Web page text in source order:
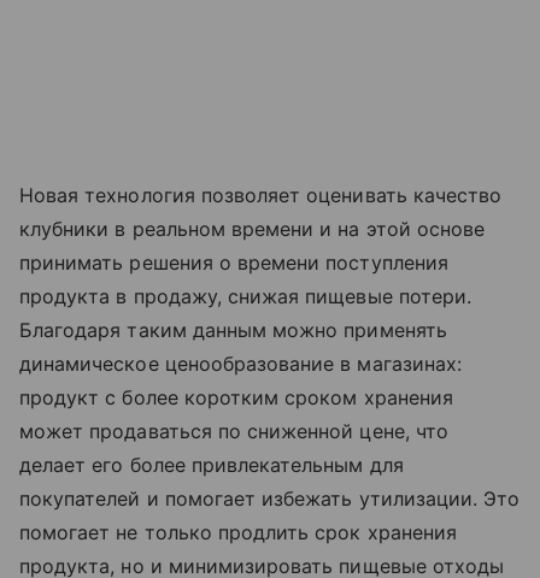
Новая технология позволяет оценивать качество
клубники в реальном времени и на этой основе
принимать решения о времени поступления
продукта в продажу, снижая пищевые потери.
Благодаря таким данным можно применять
динамическое ценообразование в магазинах:
продукт с более коротким сроком хранения
может продаваться по сниженной цене, что
делает его более привлекательным для
покупателей и помогает избежать утилизации. Это
помогает не только продлить срок хранения
продукта, но и минимизировать пищевые отходы